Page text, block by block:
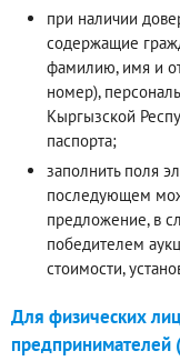
при наличии
содержащие
фамилию, имя и
номер),
Кыргызской
паспорта;
заполнить поля
последующем
предложение, в
победителем
стоимости,
Для физических
предпринимателей